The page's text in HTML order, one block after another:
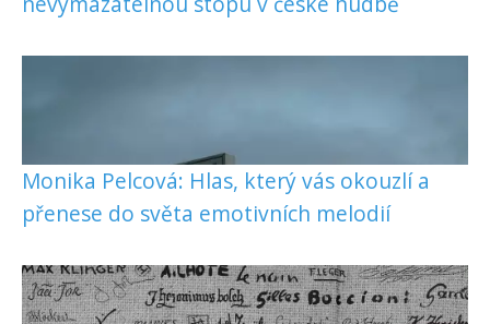
Monika Pelcová: Hlas, který vás okouzlí a
přenese do světa emotivních melodií